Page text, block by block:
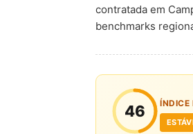
contratada em
benchmarks
46 ÍNDICE